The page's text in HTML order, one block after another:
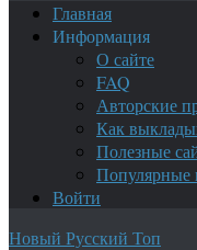
Главная
Информация
О сайте
FAQ
Авторские
Как
Полезные
Популярные
Войти
Новый Русский Топ